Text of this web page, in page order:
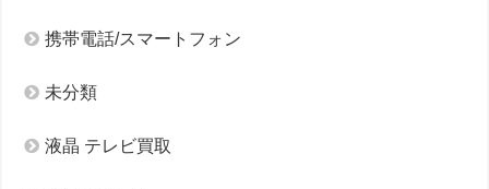
携帯電話/スマートフォン
未分類
液晶 テレビ買取